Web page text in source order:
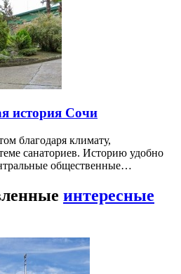
история Сочи
благодаря климату,
санаториев. Историю удобно
общественные…
интересные